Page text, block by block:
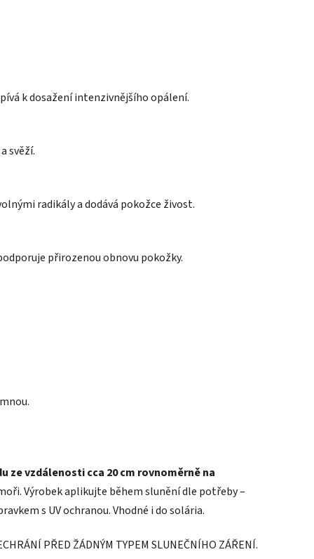
k dosažení intenzivnějšího opálení.
svěží.
radikály a dodává pokožce živost.
přirozenou obnovu pokožky.
ze vzdálenosti cca 20 cm rovnoměrně na
Výrobek aplikujte během slunění dle potřeby –
s UV ochranou. Vhodné i do solária.
PŘED ŽÁDNÝM TYPEM SLUNEČNÍHO ZÁŘENÍ.